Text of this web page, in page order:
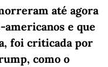
até agora
e que
foi criticada por
como o